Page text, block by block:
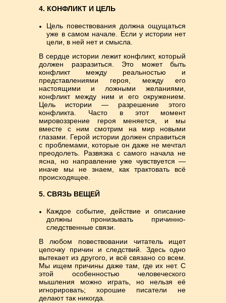
4. КОНФЛИКТ И ЦЕЛЬ
Цель повествования должна ощущаться
уже в самом начале. Если у истории нет
цели, в ней нет и смысла.
В сердце истории лежит конфликт, который
должен разразиться. Это может быть
конфликт между реальностью и
представлениями героя, между его
настоящими и ложными желаниями,
конфликт между ним и его окружением.
Цель истории — разрешение этого
конфликта. Часто в этот момент
мировоззрение героя меняется, и мы
вместе с ним смотрим на мир новыми
глазами. Герой истории должен справиться
с проблемами, которые он даже не мечтал
преодолеть. Развязка с самого начала не
ясна, но направление уже чувствуется —
иначе мы не знаем, как трактовать всё
происходящее.
5. СВЯЗЬ ВЕЩЕЙ
Каждое событие, действие и описание
должны пронизывать причинно-
следственные связи.
В любом повествовании читатель ищет
цепочку причин и следствий. Здесь одно
вытекает из другого, и всё связано со всем.
Мы ищем причины даже там, где их нет. С
этой особенностью человеческого
мышления можно играть, но нельзя её
игнорировать; хорошие писатели не
делают так никогда.